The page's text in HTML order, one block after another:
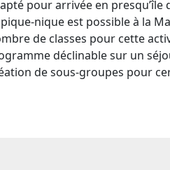
pour arrivée en presqu’île
pique-nique est possible à la
de classes pour cette
déclinable sur un
de sous-groupes pour